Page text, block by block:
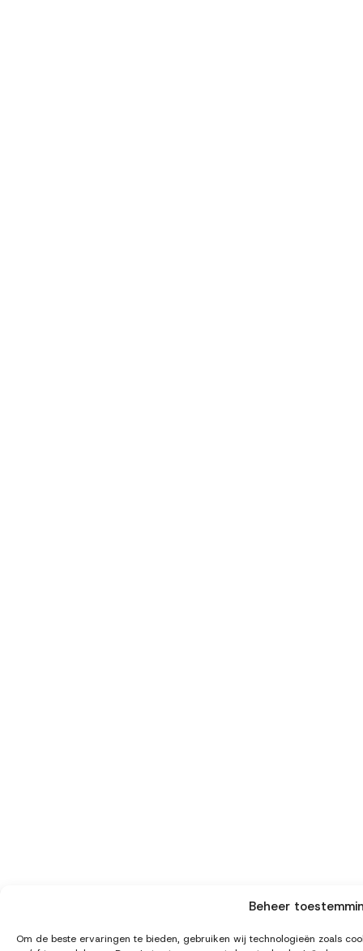
Beheer
Om de beste ervaringen te bieden, gebruiken wij technologieën zoals